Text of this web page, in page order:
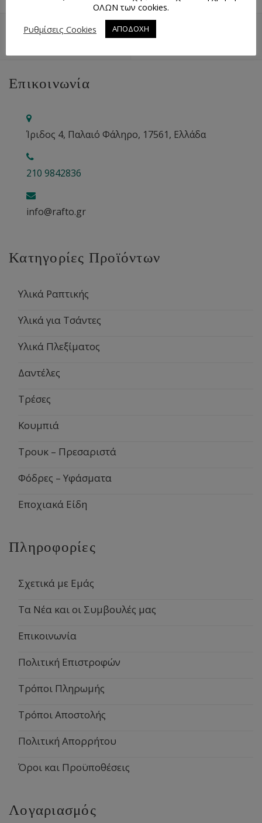
ΧΆΡΤΗΣ
Επικοινωνία
Ίριδος 4, Παλαιό Φάληρο, 17561, Ελλάδα
210 9842836
info@rafto.gr
Κατηγορίες Προϊόντων
Υλικά Ραπτικής
Υλικά για Τσάντες
Υλικά Πλεξίματος
Δαντέλες
Τρέσες
Κουμπιά
Τρουκ – Πρεσαριστά
Φόδρες – Υφάσματα
Εποχιακά Είδη
Πληροφορίες
Σχετικά με Εμάς
Τα Νέα και οι Συμβουλές μας
Επικοινωνία
Πολιτική Επιστροφών
Τρόποι Πληρωμής
Τρόποι Αποστολής
Πολιτική Απορρήτου
Όροι και Προϋποθέσεις
Λογαριασμός
ΟΛΩΝ των cookies.
Ρυθμίσεις Cookies
ΑΠΟΔΟΧΗ